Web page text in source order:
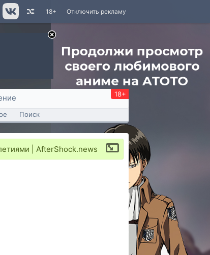
Отключить рекламу
18+
18+
Поиск
| AfterShock.news